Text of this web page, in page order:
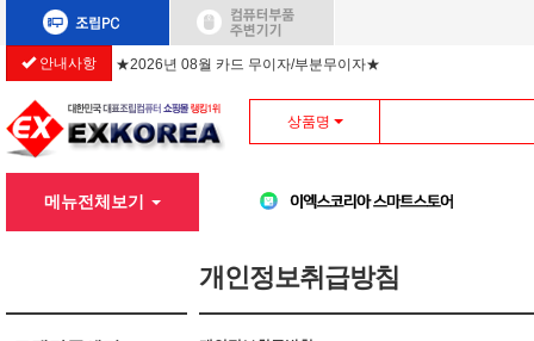
안내사항 ★2026년 08월 카드 무이자/부분무이자★
상품명
메뉴전체보기
개인정보취급방침